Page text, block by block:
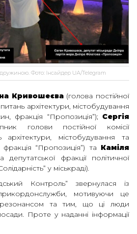
Фото: Інсайдер UA/Telegram
Кривошеєва(голова постійної
питань архітектури, містобудування
фракція “Пропозиція”); Сергія
голови постійної комісії
містобудування та
“Пропозиція”) та Каміля
депутатської фракції політичної
у міськраді).
Контроль” звернулася із
мотивуючи це
та тим, що ці люди
Проте у наданні інформації